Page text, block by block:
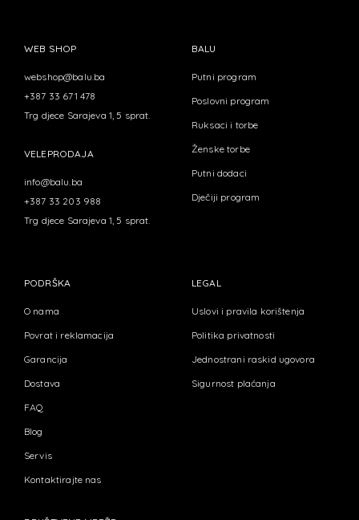
WEB SHOP
webshop@balu.ba
+387 33 671 478
Trg djece Sarajeva 1, 5 sprat.
VELEPRODAJA
info@balu.ba
+387 33 203 988
Trg djece Sarajeva 1, 5 sprat.
BALU
Putni program
Poslovni program
Ruksaci i torbe
Ženske torbe
Putni dodaci
Dječiji program
PODRŠKA
O nama
Povrat i reklamacija
Garancija
Dostava
FAQ
Blog
Servis
Kontaktirajte nas
LEGAL
Uslovi i pravila korištenja
Politika privatnosti
Jednostrani raskid ugovora
Sigurnost plaćanja